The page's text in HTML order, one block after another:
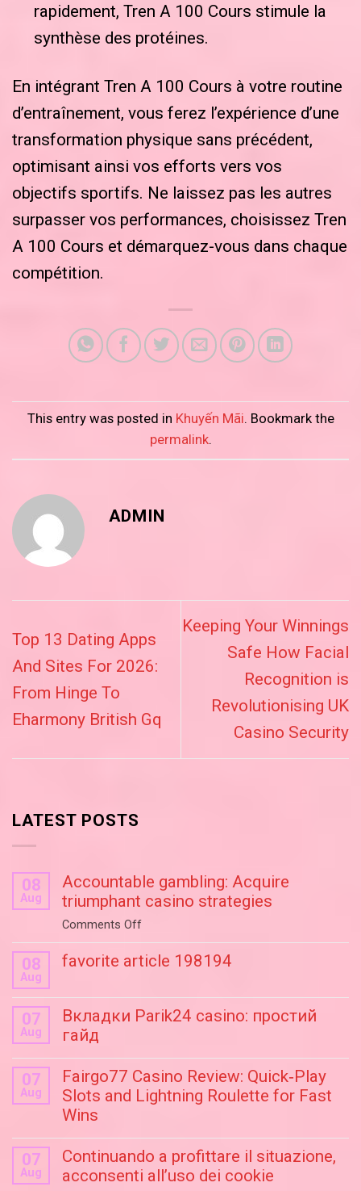
rapidement, Tren A 100 Cours stimule la
synthèse des protéines.
En intégrant Tren A 100 Cours à votre routine
d’entraînement, vous ferez l’expérience d’une
transformation physique sans précédent,
optimisant ainsi vos efforts vers vos
objectifs sportifs. Ne laissez pas les autres
surpasser vos performances, choisissez Tren
A 100 Cours et démarquez-vous dans chaque
compétition.
This entry was posted in Khuyến Mãi. Bookmark the
permalink.
ADMIN
Top 13 Dating Apps
And Sites For 2026:
From Hinge To
Eharmony British Gq
Keeping Your Winnings
Safe How Facial
Recognition is
Revolutionising UK
Casino Security
LATEST POSTS
08
Aug
Accountable gambling: Acquire
triumphant casino strategies
Comments Offon
Accountable
gambling:
triumphant
casino
08
Aug
favorite article 198194
07
Aug
Вкладки Parik24 casino: простий
гайд
07
Aug
Fairgo77 Casino Review: Quick‑Play
Slots and Lightning Roulette for Fast
Wins
07
Aug
Continuando a profittare il situazione,
acconsenti all’uso dei cookie